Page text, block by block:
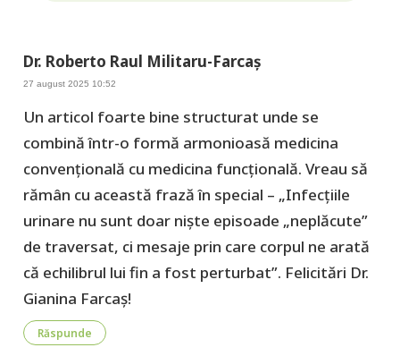
Dr. Roberto Raul Militaru-Farcaș
27 august 2025 10:52
Un articol foarte bine structurat unde se
combină într-o formă armonioasă medicina
convențională cu medicina funcțională. Vreau să
rămân cu această frază în special – „Infecțiile
urinare nu sunt doar niște episoade „neplăcute”
de traversat, ci mesaje prin care corpul ne arată
că echilibrul lui fin a fost perturbat”. Felicitări Dr.
Gianina Farcaș!
Răspunde